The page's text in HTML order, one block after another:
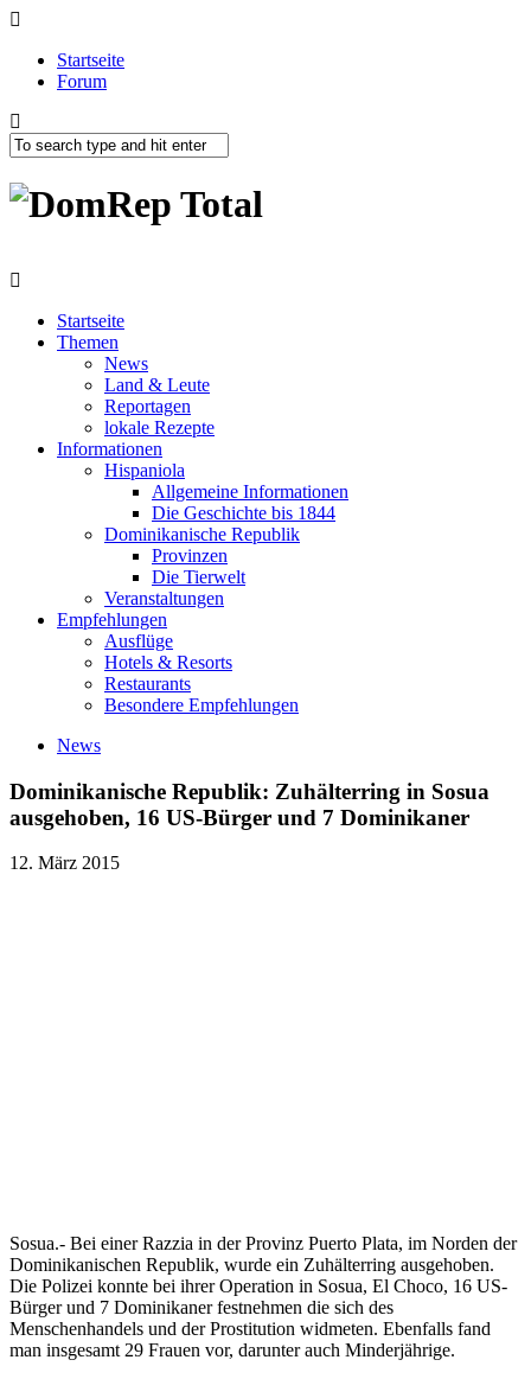
Startseite
Forum
Startseite
Themen
News
Land & Leute
Reportagen
lokale Rezepte
Informationen
Hispaniola
Allgemeine Informationen
Die Geschichte bis 1844
Dominikanische Republik
Provinzen
Die Tierwelt
Veranstaltungen
Empfehlungen
Ausflüge
Hotels & Resorts
Restaurants
Besondere Empfehlungen
News
Dominikanische Republik: Zuhälterring in Sosua
ausgehoben, 16 US-Bürger und 7 Dominikaner
12. März 2015
Sosua.- Bei einer Razzia in der Provinz Puerto Plata, im Norden der
Dominikanischen Republik, wurde ein Zuhälterring ausgehoben.
Die Polizei konnte bei ihrer Operation in Sosua, El Choco, 16 US-
Bürger und 7 Dominikaner festnehmen die sich des
Menschenhandels und der Prostitution widmeten. Ebenfalls fand
man insgesamt 29 Frauen vor, darunter auch Minderjährige.